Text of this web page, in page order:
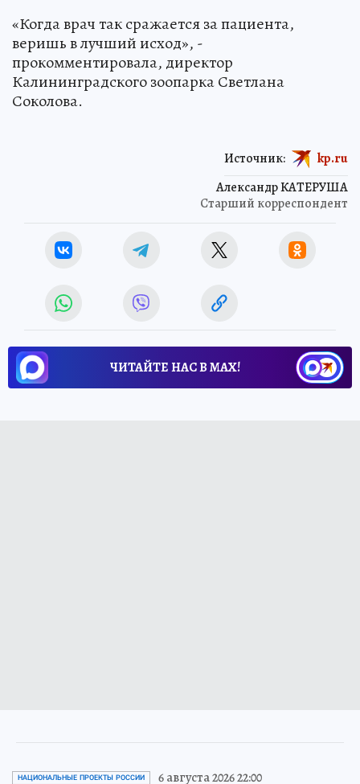
«Когда врач так сражается за пациента,
веришь в лучший исход», -
прокомментировала, директор
Калининградского зоопарка Светлана
Соколова.
Александр КАТЕРУША
Старший корреспондент
Источник: kp.ru
ЧИТАЙТЕ НАС В МАХ!
НАЦИОНАЛЬНЫЕ ПРОЕКТЫ РОССИИ 6 августа 2026 22:00